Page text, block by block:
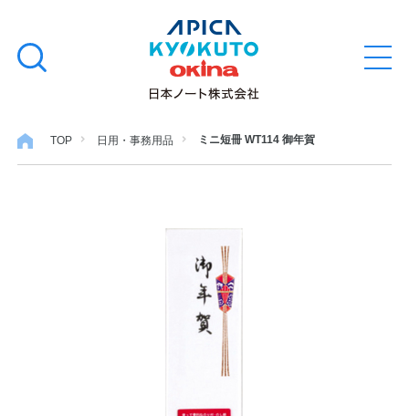
文
キ
ッ
閉
検
る
日用・事務用品
TOP 日用・事務用品 ミニ短冊 WT114 御年賀